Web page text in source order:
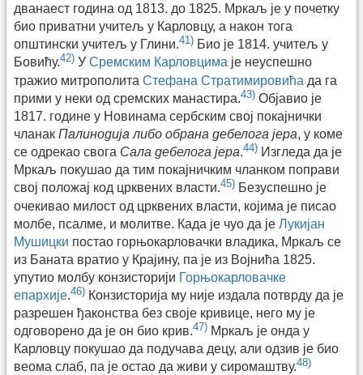
дванаест година од 1813. до 1825. Мркаљ је у почетку
био приватни учитељ у Карловцу, а након тога
општински учитељ у Глини.41) Био је 1814. учитељ у
Бовићу.42) У Сремским Карловцима је неуспешно
тражио митрополита Стефана Стратимировића да га
прими у неки од сремских манастира.43) Објавио је
1817. године у Новинама сербским свој покајнички
чланак Палинодија либо обрана дебелога јера, у коме
се одрекао свога Сала дебелога јера.44) Изгледа да је
Мркаљ покушао да тим покајничким чланком поправи
свој положај код црквених власти.45) Безуспешно је
очекивао милост од црквених власти, којима је писао
молбе, псалме, и молитве. Када је чуо да је Лукијан
Мушицки постао горњокарловачки владика, Мркаљ се
из Баната вратио у Крајину, па је из Војнића 1825.
упутио молбу конзисторији Горњокарловачке
епархије.46) Конзисторија му није издала потврду да је
разрешен ђаконства без своје кривице, него му је
одговорено да је он био крив.47) Мркаљ је онда у
Карловцу покушао да подучава децу, али одзив је био
веома слаб, па је остао да живи у сиромаштву.48)